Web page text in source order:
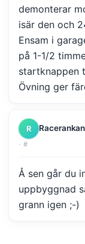
demonterar
isär den och
Ensam i
på 1-1/2
startknappen
Övning ger
R Racerankan
· #
Å sen går du
uppbyggnad
grann igen ;-)